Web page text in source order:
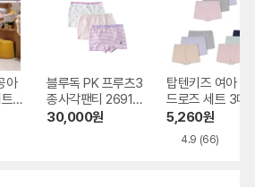
아
0
블루독 PK 프루츠3
종사각팬티 26910
-511-52
30,000원
탑텐키즈 여아 코튼
드로즈 세트 3매입
MKF5UP2002
5,260원
4.9 (66)